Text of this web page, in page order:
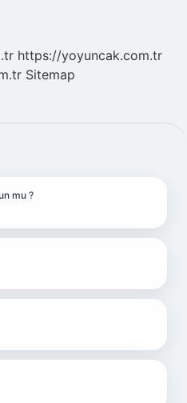
https://yoyuncak.com.tr
Sitemap
mu ?